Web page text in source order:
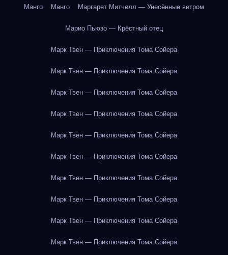
Манго Манго Маргарет Митчелл — Унесённые ветром
Марио Пьюзо — Крёстный отец
Марк Твен — Приключения Тома Сойера
Марк Твен — Приключения Тома Сойера
Марк Твен — Приключения Тома Сойера
Марк Твен — Приключения Тома Сойера
Марк Твен — Приключения Тома Сойера
Марк Твен — Приключения Тома Сойера
Марк Твен — Приключения Тома Сойера
Марк Твен — Приключения Тома Сойера
Марк Твен — Приключения Тома Сойера
Марк Твен — Приключения Тома Сойера